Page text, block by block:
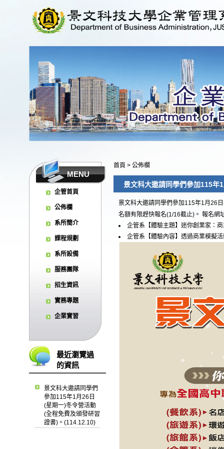
MENU
企管首頁
公佈欄
系所簡介
課程規劃
系所設備
服務團隊
招生資訊
實務專題
企業實習
最近瀏覽過
的資訊
景文科大邀請同學們
參加115年1月26日
(星期一)冬令營活動
(全程免費及頒發研習
證書)。(114.12.10)
首頁 > 公佈欄
景文科大邀請同學們參加115年
景文科大邀請同學們參加115年1月26
名額有限趕快報名(1/16截止)。 報名網
企管系【體驗主題】迷你創業家：
企管系【體驗內容】透過商業模擬